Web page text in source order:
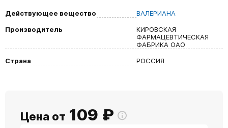
Действующее вещество
ВАЛЕРИАНА
Производитель
КИРОВСКАЯ
ФАРМАЦЕВТИЧЕСКАЯ
ФАБРИКА ОАО
Страна
РОССИЯ
Цена от 109 ₽